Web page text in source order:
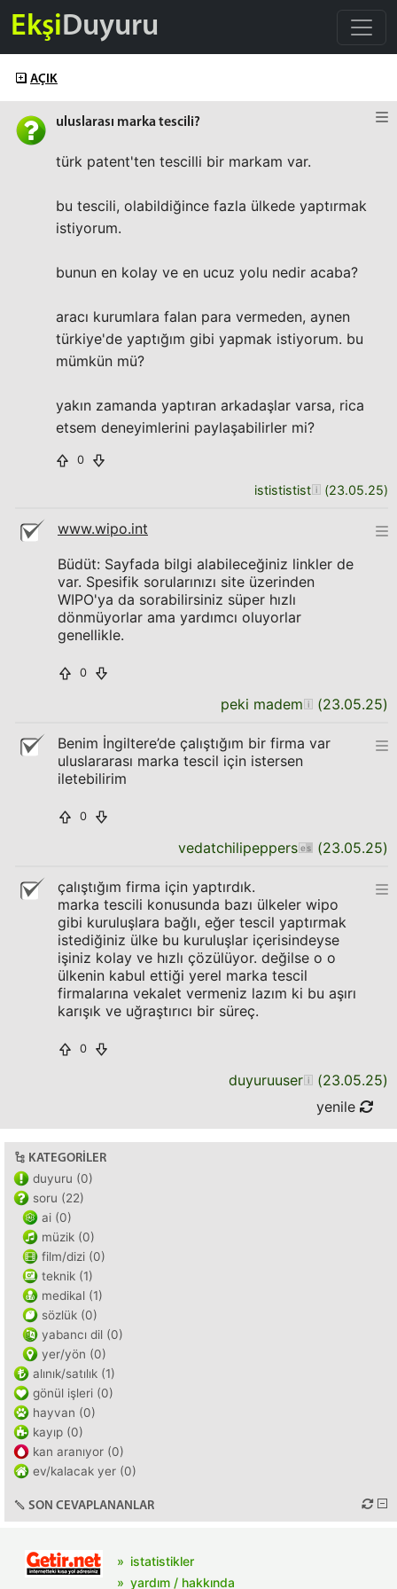
EkşiDuyuru
AÇIK
uluslarası marka tescili?
türk patent'ten tescilli bir markam var.
bu tescili, olabildiğince fazla ülkede yaptırmak
istiyorum.
bunun en kolay ve en ucuz yolu nedir acaba?
aracı kurumlara falan para vermeden, aynen
türkiye'de yaptığım gibi yapmak istiyorum. bu
mümkün mü?
yakın zamanda yaptıran arkadaşlar varsa, rica
etsem deneyimlerini paylaşabilirler mi?
0
istististist (23.05.25)
www.wipo.int
Büdüt: Sayfada bilgi alabileceğiniz linkler de
var. Spesifik sorularınızı site üzerinden
WIPO'ya da sorabilirsiniz süper hızlı
dönmüyorlar ama yardımcı oluyorlar
genellikle.
0
peki madem (23.05.25)
Benim İngiltere’de çalıştığım bir firma var
uluslararası marka tescil için istersen
iletebilirim
0
vedatchilipeppers (23.05.25)
çalıştığım firma için yaptırdık.
marka tescili konusunda bazı ülkeler wipo
gibi kuruluşlara bağlı, eğer tescil yaptırmak
istediğiniz ülke bu kuruluşlar içerisindeyse
işiniz kolay ve hızlı çözülüyor. değilse o o
ülkenin kabul ettiği yerel marka tescil
firmalarına vekalet vermeniz lazım ki bu aşırı
karışık ve uğraştırıcı bir süreç.
0
duyuruuser (23.05.25)
yenile
KATEGORILER
duyuru (0)
soru (22)
ai (0)
müzik (0)
film/dizi (0)
teknik (1)
medikal (1)
sözlük (0)
yabancı dil (0)
yer/yön (0)
alınık/satılık (1)
gönül işleri (0)
hayvan (0)
kayıp (0)
kan aranıyor (0)
ev/kalacak yer (0)
SON CEVAPLANANLAR
istatistikler
yardım / hakkında